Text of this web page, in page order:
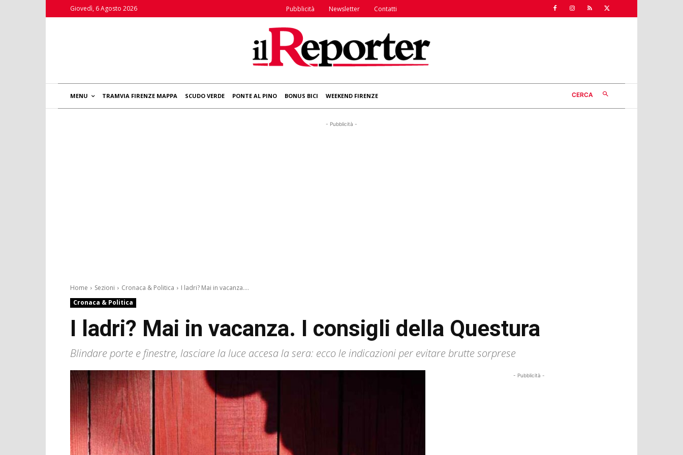
Giovedì, 6 Agosto 2026 Pubblicità Newsletter Contatti
MENU TRAMVIA FIRENZE MAPPA SCUDO VERDE PONTE AL PINO BONUS BICI WEEKEND FIRENZE CERCA
- Pubblicità -
Home Sezioni Cronaca & Politica
I ladri? Mai in vacanza....
Cronaca & Politica
I ladri? Mai in vacanza. I consigli della Questura
Blindare porte e finestre, lasciare la luce accesa la sera: ecco le indicazioni per evitare brutte sorprese
- Pubblicità -